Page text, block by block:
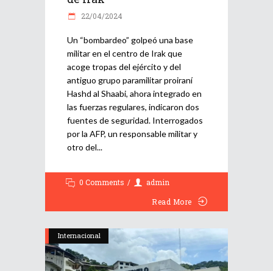
22/04/2024
Un “bombardeo” golpeó una base
militar en el centro de Irak que
acoge tropas del ejército y del
antiguo grupo paramilitar proiraní
Hashd al Shaabi, ahora integrado en
las fuerzas regulares, indicaron dos
fuentes de seguridad. Interrogados
por la AFP, un responsable militar y
otro del
0 Comments
admin
Read More
Internacional